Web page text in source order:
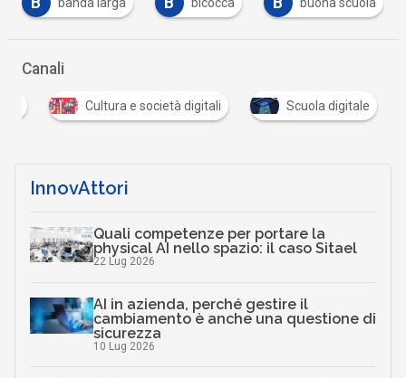
Canali
Cultura e società digitali Scuola digitale
InnovAttori
Quali competenze per portare la
physical AI nello spazio: il caso Sitael
22 Lug 2026
AI in azienda, perché gestire il
cambiamento è anche una questione di
sicurezza
10 Lug 2026